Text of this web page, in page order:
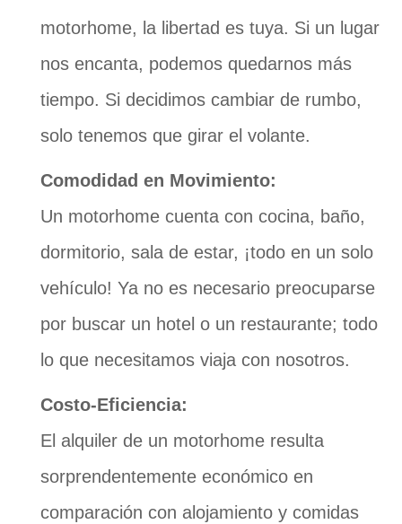
motorhome, la libertad es tuya. Si un lugar
nos encanta, podemos quedarnos más
tiempo. Si decidimos cambiar de rumbo,
solo tenemos que girar el volante.
Comodidad en Movimiento:
Un motorhome cuenta con cocina, baño,
dormitorio, sala de estar, ¡todo en un solo
vehículo! Ya no es necesario preocuparse
por buscar un hotel o un restaurante; todo
lo que necesitamos viaja con nosotros.
Costo-Eficiencia:
El alquiler de un motorhome resulta
sorprendentemente económico en
comparación con alojamiento y comidas